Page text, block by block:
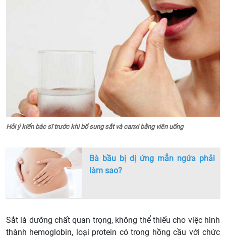
Hỏi ý kiến bác sĩ trước khi bổ sung sắt và canxi bằng viên uống
Bà bầu bị dị ứng mẫn ngứa phải
làm sao?
Sắt là dưỡng chất quan trọng, không thể thiếu cho việc hình
thành hemoglobin, loại protein có trong hồng cầu với chức